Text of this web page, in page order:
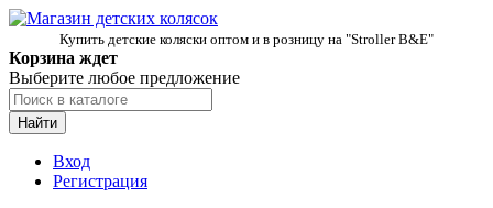
Купить детские коляски оптом и в розницу на "Stroller B&E"
Корзина ждет
Выберите любое предложение
Найти
Вход
Регистрация